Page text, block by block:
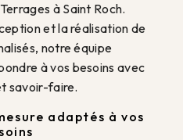
à Saint Roch.
et la réalisation de
notre équipe
à vos besoins avec
savoir-faire.
adaptés à vos